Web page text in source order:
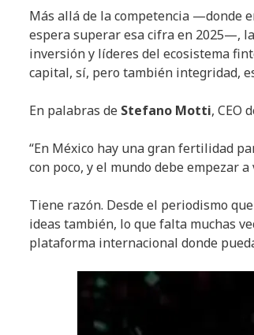
Más allá de la competencia —donde
espera superar esa cifra en 2025—,
inversión y líderes del ecosistema
capital, sí, pero también integridad,
En palabras de Stefano Motti, CEO
“En México hay una gran fertilidad
con poco, y el mundo debe empezar
Tiene razón. Desde el periodismo
ideas también, lo que falta muchas
plataforma internacional donde